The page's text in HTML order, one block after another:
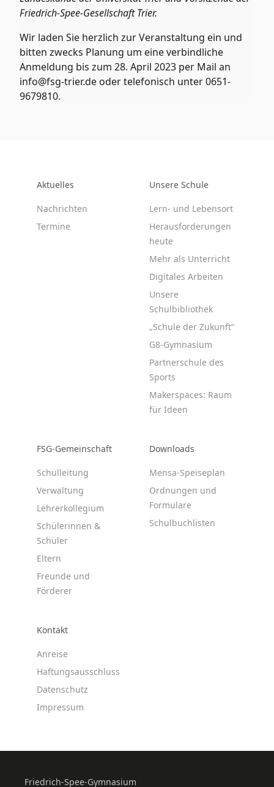
Friedrich-Spee-Gesellschaft Trier.
Wir laden Sie herzlich zur Veranstaltung ein und
bitten zwecks Planung um eine verbindliche
Anmeldung bis zum 28. April 2023 per Mail an
info@fsg-trier.de oder telefonisch unter 0651-
9679810.
Aktuelles
Nachrichten
Termine
Unsere Schule
Lern- und Lebensort
Herausforderungen
heute
Mehr als Unterricht
Digitales Arbeiten
Unsere
Schulbibliothek
„Schule der Zukunft“
G8-Gymnasium
Partnerschule des
Sports
Makerspaces: Raum
für Ideen
FSG-Gemeinschaft
Schulleitung
Verwaltung
Lehrerkollegium
Schülerinnen &
Schüler
Eltern
Freunde und
Förderer
Downloads
Mensa-Speiseplan
Ordnungen und
Formulare
Schulbuchlisten
Kontakt
Anreise
Haftungsausschluss
Datenschutz
Impressum
Friedrich-Spee-Gymnasium